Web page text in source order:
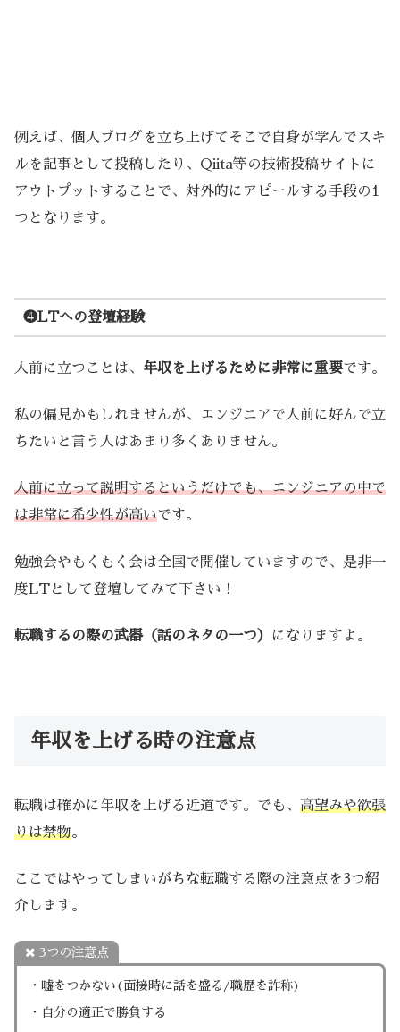
例えば、個人ブログを立ち上げてそこで自身が学んでスキ
ルを記事として投稿したり、Qiita等の技術投稿サイトに
アウトプットすることで、対外的にアピールする手段の1
つとなります。
❹LTへの登壇経験
人前に立つことは、 年収を上げるために非常に重要です。
私の偏見かもしれませんが、エンジニアで人前に好んで立
ちたいと言う人はあまり多くありません。
人前に立って説明するというだけでも、エンジニアの中で
は非常に希少性が高いです。
勉強会やもくもく会は全国で開催していますので、是非一
度LTとして登壇してみて下さい！
転職するの際の武器（話のネタの一つ） になりますよ。
年収を上げる時の注意点
転職は確かに年収を上げる近道です。でも、 高望みや欲張
りは禁物。
ここではやってしまいがちな転職する際の注意点を3つ紹
介します。
3つの注意点
・嘘をつかない(面接時に話を盛る/職歴を詐称)
・自分の適正で勝負する